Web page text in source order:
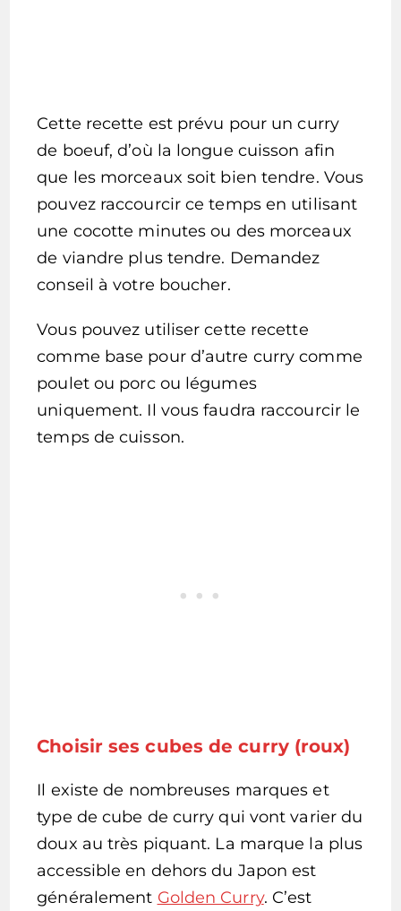
Cette recette est prévu pour un curry
de boeuf, d’où la longue cuisson afin
que les morceaux soit bien tendre. Vous
pouvez raccourcir ce temps en utilisant
une cocotte minutes ou des morceaux
de viandre plus tendre. Demandez
conseil à votre boucher.
Vous pouvez utiliser cette recette
comme base pour d’autre curry comme
poulet ou porc ou légumes
uniquement. Il vous faudra raccourcir le
temps de cuisson.
Choisir ses cubes de curry (roux)
Il existe de nombreuses marques et
type de cube de curry qui vont varier du
doux au très piquant. La marque la plus
accessible en dehors du Japon est
généralement Golden Curry. C’est